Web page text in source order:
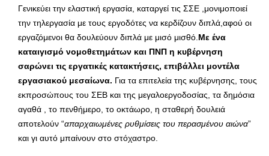
Γενικεύει την ελαστική εργασία, καταργεί τις ΣΣΕ ,μονιμοποιεί
την τηλεργασία με τους εργοδότες να κερδίζουν διπλά,αφού οι
εργαζόμενοι θα δουλεύουν διπλά με μισό μισθό. Με ένα
καταιγισμό νομοθετημάτων και ΠΝΠ η κυβέρνηση
σαρώνει τις εργατικές κατακτήσεις, επιβάλλει μοντέλα
εργασιακού μεσαίωνα. Για τα επιτελεία της κυβέρνησης, τους
εκπροσώπους του ΣΕΒ και της μεγαλοεργοδοσίας, τα δημόσια
αγαθά , το πενθήμερο, το οκτάωρο, η σταθερή δουλειά
αποτελούν “απαρχαιωμένες ρυθμίσεις του περασμένου αιώνα”
και γι αυτό μπαίνουν στο στόχαστρο.